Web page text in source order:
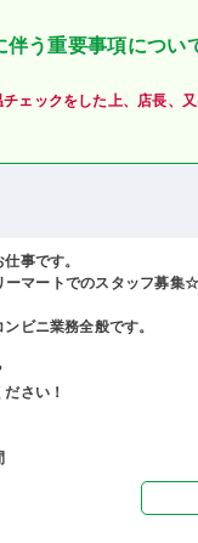
伴う重要事項につい
ェックをした上、店長、
事です。
マートでのスタッフ募集
ビニ業務全般です。
さい！